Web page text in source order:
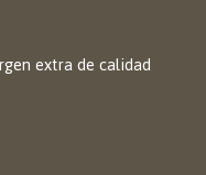
extra de calidad